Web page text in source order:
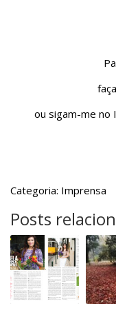
ou sigam-me no
Categoria: Imprensa
Posts
Saúde
Actual
nas
bancas